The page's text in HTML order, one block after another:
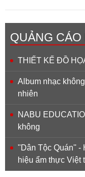
QUẢNG
THIẾT KẾ ĐỒ
Album nhạc
nhiên
NABU
không
''Dân Tộc Quán'' -
hiệu ẩm thực Việt